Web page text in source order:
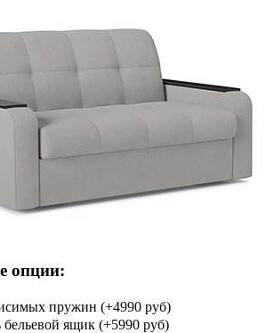
опции:
пружин (+4990 руб)
бельевой ящик (+5990 руб)